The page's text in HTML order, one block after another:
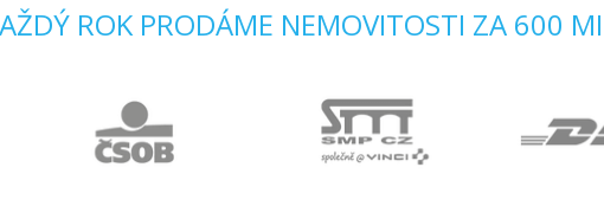
KAŽDÝ ROK PRODÁME NEMOVITOSTI ZA 600